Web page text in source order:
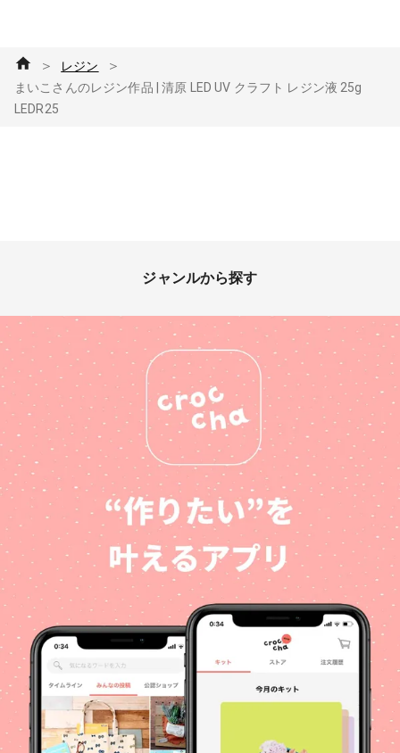
＞ レジン ＞
まいこさんのレジン作品 | 清原 LED UV クラフト レジン液 25g
LEDR25
ジャンルから探す